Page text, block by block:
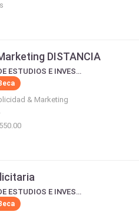
DISTANCIA
CEICOS CENTRO DE ESTUDIOS E INVESTIGACIÓN EN COMUNICACIÓN SOCIAL
& Marketing
CEICOS CENTRO DE ESTUDIOS E INVESTIGACIÓN EN COMUNICACIÓN SOCIAL